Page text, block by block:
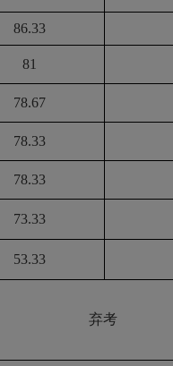
86.33
81
78.67
78.33
78.33
73.33
53.33
弃考